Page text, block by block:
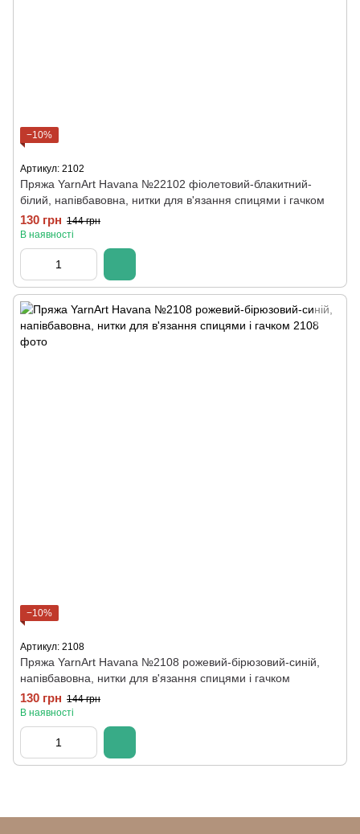
−10%
Артикул: 2102
Пряжа YarnArt Havana №22102 фіолетовий-блакитний-
білий, напівбавовна, нитки для в'язання спицями і гачком
130 грн 144 грн
В наявності
−10%
Артикул: 2108
Пряжа YarnArt Havana №2108 рожевий-бірюзовий-синій,
напівбавовна, нитки для в'язання спицями і гачком
130 грн 144 грн
В наявності